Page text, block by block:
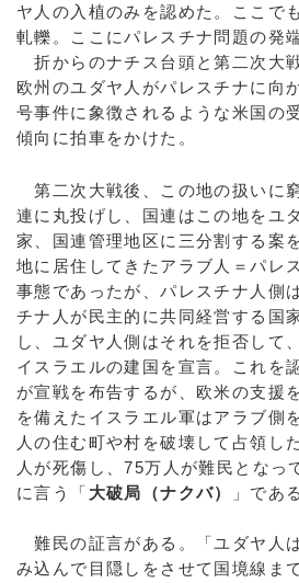
ヤ人の入植のみを認めた。ここで
軋轢。ここにパレスチナ問題の発
折からのナチス台頭と第二次大
欧州のユダヤ人がパレスチナに向
号事件に象徴されるような米国の
傾向に拍車をかけた。
第二次大戦後、この地の扱いに
連に丸投げし、国連はこの地をユ
家、国連管理地区に三分割する案
地に居住してきたアラブ人＝パレ
事態であったが、パレスチナ人側
チナ人が民主的に共同経営する国
し、ユダヤ人側はそれを拒否して
イスラエルの建国を宣言。これを
が宣戦を布告するが、欧米の支援
を備えたイスラエル軍はアラブ側
人の住む町や村を破壊して占領し
人が死傷し、75万人が難民となっ
に言う「 大破局（ナクバ） 」であ
難民の証言がある。「ユダヤ人
み込んで目隠しをさせて国境線ま